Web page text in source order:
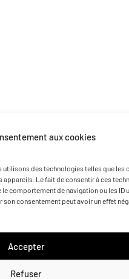
aux cookies
utilisons des technologies telles que les
Le fait de consentir à ces
comportement de navigation ou les ID
consentement peut avoir un effet
Accepter
Refuser